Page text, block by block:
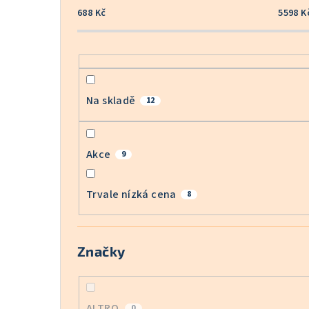
688 Kč 5598
Na skladě 12
Akce 9
Trvale nízká cena 8
Značky